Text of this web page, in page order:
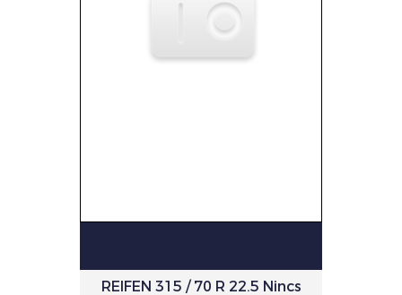
REIFEN 315 / 70 R 22.5 Nincs